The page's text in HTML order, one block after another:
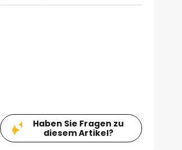
Haben Sie Fragen zu
diesem Artikel?